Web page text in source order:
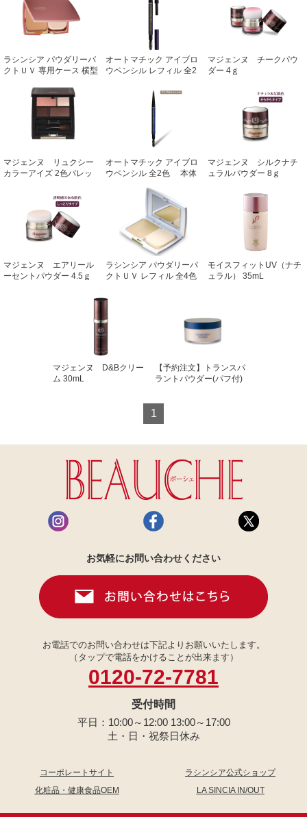
ラシンシア パウダリーパ
クトＵＶ 専用ケース 横型
オートマチック アイブロ
ウペンシル レフィル 全2
マジェンヌ チークパウ
ダー 4ｇ
マジェンヌ リュクシー
カラーアイズ 2色パレッ
オートマチック アイブロ
ウペンシル 全2色 本体
マジェンヌ シルクナチ
ュラルパウダー 8ｇ
マジェンヌ エアリール
ーセントパウダー 4.5ｇ
ラシンシア パウダリーパ
クトＵＶ レフィル 全4色
モイスフィットUV（ナチ
ュラル） 35mL
マジェンヌ D&Bクリー
ム 30mL
【予約注文】トランスパ
ラントパウダー(パフ付)
1
お気軽にお問い合わせください
お電話でのお問い合わせは下記よりお願いいたします。
（タップで電話をかけることが出来ます）
0120-72-7781
受付時間
平日：10:00～12:00 13:00～17:00
土・日・祝祭日休み
コーポレートサイト
ラシンシア公式ショップ
化粧品・健康食品OEM
LA SINCIA IN/OUT